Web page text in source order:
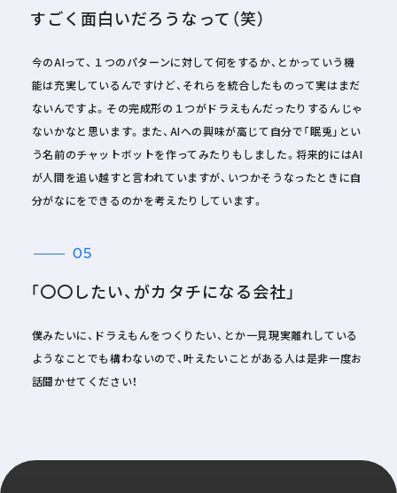
すごく面白いだろうなって（笑）
今のAIって、１つのパターンに対して何をするか、とかっていう機
能は充実しているんですけど、それらを統合したものって実はまだ
ないんですよ。その完成形の１つがドラえもんだったりするんじゃ
ないかなと思います。また、AIへの興味が高じて自分で「眠兎」とい
う名前のチャットボットを作ってみたりもしました。将来的にはAI
が人間を追い越すと言われていますが、いつかそうなったときに自
分がなにをできるのかを考えたりしています。
05
「〇〇したい、がカタチになる会社」
僕みたいに、ドラえもんをつくりたい、とか一見現実離れしている
ようなことでも構わないので、叶えたいことがある人は是非一度お
話聞かせてください！